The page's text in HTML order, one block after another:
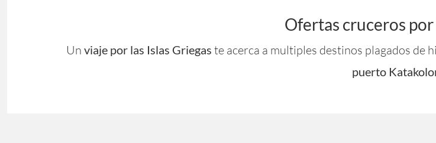
Ofertas cruceros
Un viaje por las Islas Griegas te acerca a multiples destinos plagados de
puerto